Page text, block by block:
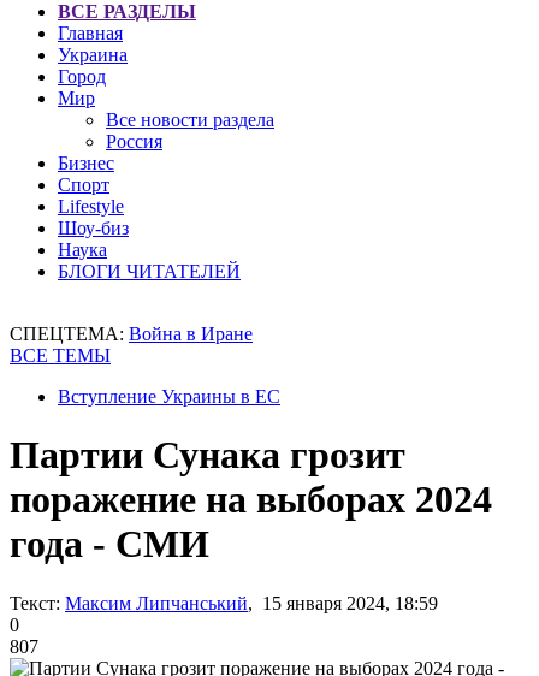
ВСЕ РАЗДЕЛЫ
Главная
Украина
Город
Мир
Все новости раздела
Россия
Бизнес
Спорт
Lifestyle
Шоу-биз
Наука
БЛОГИ ЧИТАТЕЛЕЙ
СПЕЦТЕМА: Война в Иране
ВСЕ ТЕМЫ
Вступление Украины в ЕС
Партии Сунака грозит
поражение на выборах 2024
года - СМИ
Текст: Максим Липчанський, 15 января 2024, 18:59
0
807